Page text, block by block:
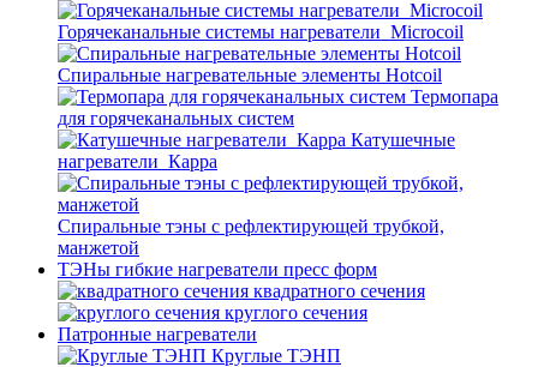
Горячеканальные системы нагреватели_Microcoil
Спиральные нагревательные элементы Hotcoil
Термопара
для горячеканальных систем
Катушечные
нагреватели_Карра
Спиральные тэны с рефлектирующей трубкой,
манжетой
ТЭНы гибкие нагреватели пресс форм
квадратного сечения
круглого сечения
Патронные нагреватели
Круглые ТЭНП